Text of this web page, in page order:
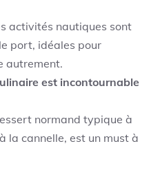
activités nautiques sont
port, idéales pour
autrement.
est incontournable
normand typique à
la cannelle, est un must à